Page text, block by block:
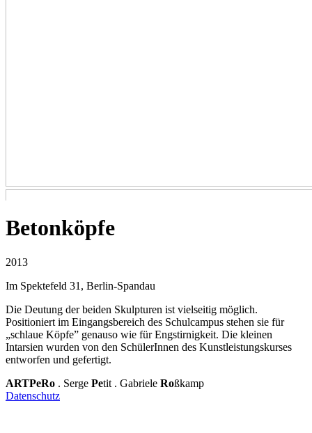
Betonköpfe
2013
Im Spektefeld 31, Berlin-Spandau
Die Deutung der beiden Skulpturen ist vielseitig möglich.
Positioniert im Eingangsbereich des Schulcampus stehen sie für
„schlaue Köpfe” genauso wie für Engstirnigkeit. Die kleinen
Intarsien wurden von den SchülerInnen des Kunstleistungskurses
entworfen und gefertigt.
ARTPeRo . Serge Petit . Gabriele Roßkamp
Datenschutz